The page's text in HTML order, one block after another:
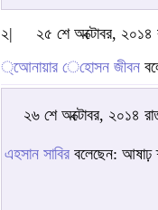
২|
২৫ শে অক্টোবর, ২০১৪
্আেনায়ার েহােসন জীবন
২৬ শে অক্টোবর, ২০১৪
এহসান সাবির বলেছেন: আষাঢ়